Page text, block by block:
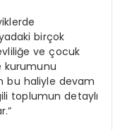
birçok
ve çocuk
kurumunu
bu haliyle devam
toplumun detaylı